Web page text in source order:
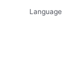
Language